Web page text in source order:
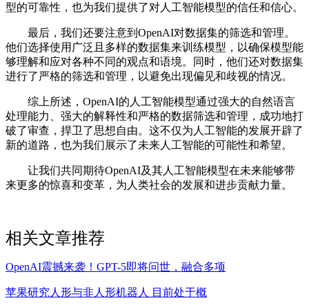
型的可靠性，也为我们提供了对人工智能模型的信任和信心。
最后，我们还要注意到OpenAI对数据集的筛选和管理。
他们选择使用广泛且多样的数据集来训练模型，以确保模型能
够理解和应对各种不同的观点和语境。同时，他们还对数据集
进行了严格的筛选和管理，以避免出现偏见和歧视的情况。
综上所述，OpenAI的人工智能模型通过强大的自然语言
处理能力、强大的解释性和严格的数据筛选和管理，成功地打
破了审查，捍卫了思想自由。这不仅为人工智能的发展开辟了
新的道路，也为我们展示了未来人工智能的可能性和希望。
让我们共同期待OpenAI及其人工智能模型在未来能够带
来更多的惊喜和变革，为人类社会的发展和进步贡献力量。
相关文章推荐
OpenAI震撼来袭！GPT-5即将问世，融合多项
苹果研究人形与非人形机器人 目前处于概